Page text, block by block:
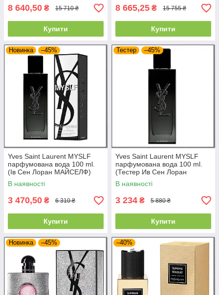
8 640,50 ₴ 15 710 ₴
Купити
8 665,25 ₴ 15 755 ₴
Купити
Новинка –45%
Yves Saint Laurent MYSLF
парфумована вода 100 ml.
(Ів Сен Лоран МАЙСЕЛФ)
В наявності
3 470,50 ₴ 6 310 ₴
Купити
Тестер –45%
Yves Saint Laurent MYSLF
парфумована вода 100 ml.
(Тестер Ив Сен Лоран
МАЙСЕЛФ)
В наявності
3 234 ₴ 5 880 ₴
Купити
Новинка –45% –40%